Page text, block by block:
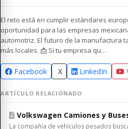
El reto está en cumplir estándares
oportunidad para las empresas
automotriz. El futuro de la manufactura
más locales. 📩 Si tu empresa qu…
Facebook X LinkedIn
ARTÍCULO RELACIONADO
Volkswagen Camiones y
La compañía de vehículos pesados